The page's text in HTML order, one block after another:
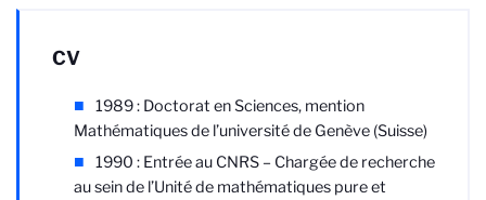
CV
1989 : Doctorat en Sciences, mention
Mathématiques de l’université de Genève (Suisse)
1990 : Entrée au CNRS – Chargée de recherche
au sein de l’Unité de mathématiques pure et